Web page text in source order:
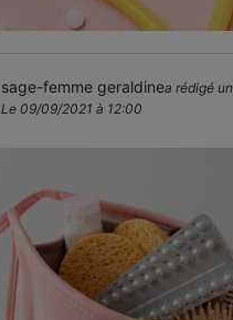
sage-femme geraldinea rédigé
Le 09/09/2021 à 12:00